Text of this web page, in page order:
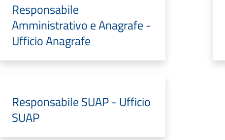
Responsabile
Amministrativo e Anagrafe -
Ufficio Anagrafe
Responsabile SUAP - Ufficio
SUAP